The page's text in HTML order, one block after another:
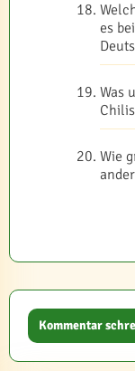
es
Was
Wie
Kommentar